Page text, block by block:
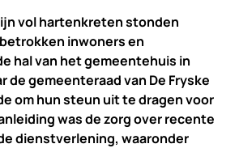
vol hartenkreten stonden
inwoners en
hal van het gemeentehuis in
de gemeenteraad van De Fryske
om hun steun uit te dragen voor
was de zorg over recente
dienstverlening, waaronder